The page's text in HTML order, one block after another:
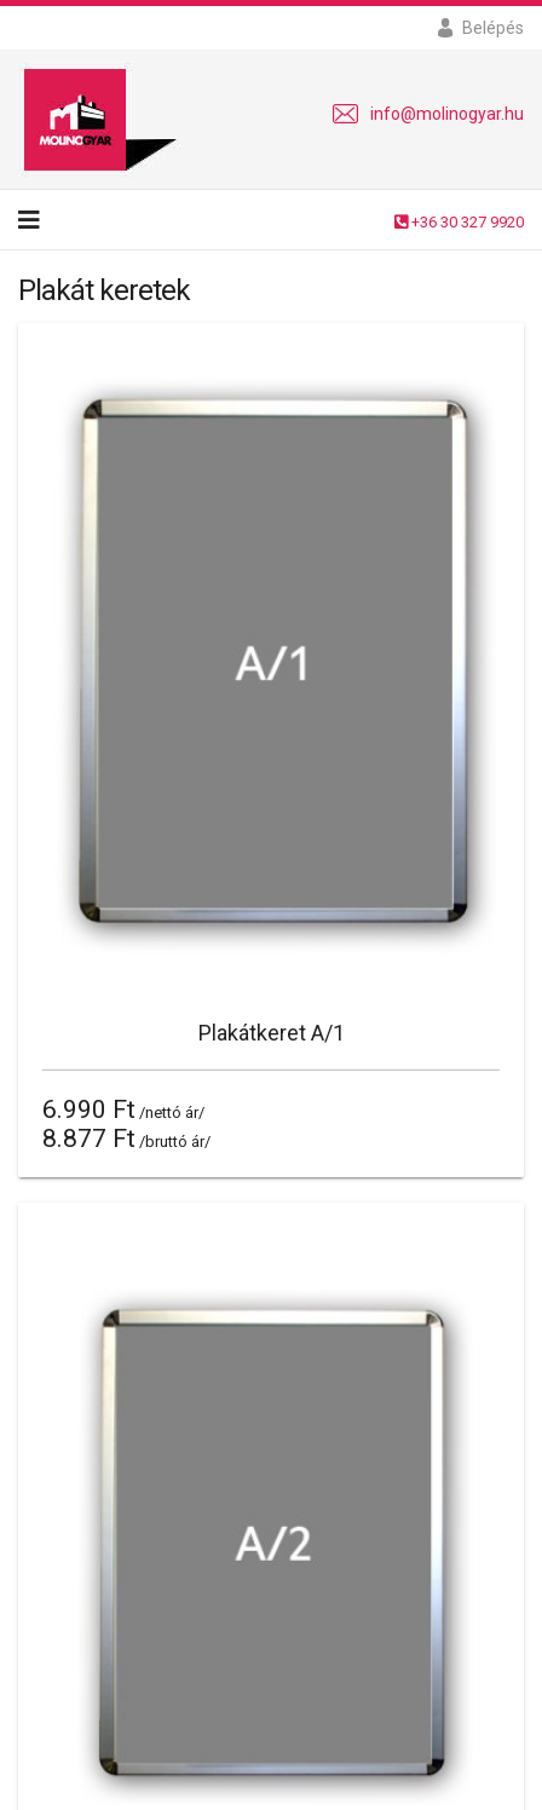
Belépés
info@molinogyar.hu
+36 30 327 9920
Plakát keretek
Plakátkeret A/1
6.990 Ft /nettó ár/
8.877 Ft /bruttó ár/